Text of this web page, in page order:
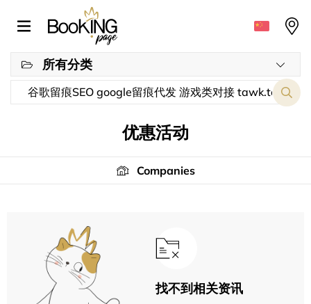
所有分类
优惠活动
Companies
找不到相关资讯